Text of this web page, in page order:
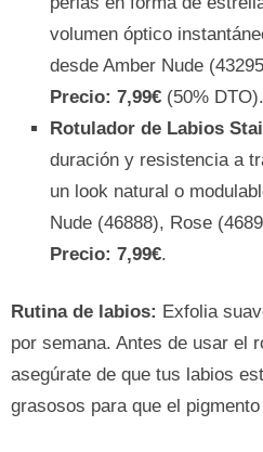
volumen óptico
desde Amber Nude
Precio: 7,99€ (50% DTO).
Rotulador de Labios
duración y resistencia a
un look natural o
Nude (46888), Rose
Precio: 7,99€.
Rutina de labios: Exfolia
por semana. Antes de usar el
asegúrate de que tus labios
grasosos para que el